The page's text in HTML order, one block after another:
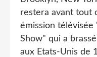
restera avant tout
émission
Show" qui a
aux Etats-Unis de